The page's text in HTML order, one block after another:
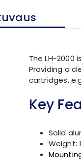
The LH-2000
Providing a
cartridges,
Key
Solid
Weight: